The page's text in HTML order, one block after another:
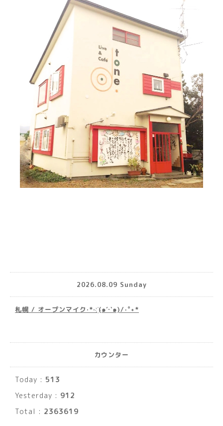
2026.08.09 Sunday
札幌 / オープンマイク·*· ҉(๑′ᵕ‵๑)/‧˚︎˖*
カウンター
Today : 513
Yesterday : 912
Total : 2363619